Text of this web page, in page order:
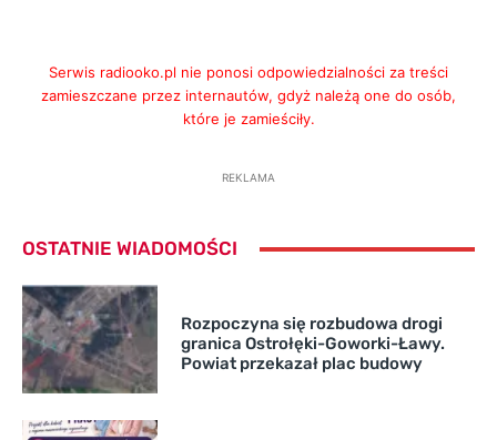
Serwis radiooko.pl nie ponosi odpowiedzialności za treści
zamieszczane przez internautów, gdyż należą one do osób,
które je zamieściły.
REKLAMA
OSTATNIE WIADOMOŚCI
Rozpoczyna się rozbudowa drogi
granica Ostrołęki-Goworki-Ławy.
Powiat przekazał plac budowy